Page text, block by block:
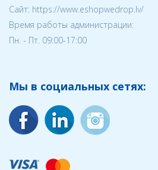
Cайт: https://www.eshopwedrop.lv/
Время работы администрации:
Пн. - Пт. 09:00-17:00
Мы в социальных сетях: